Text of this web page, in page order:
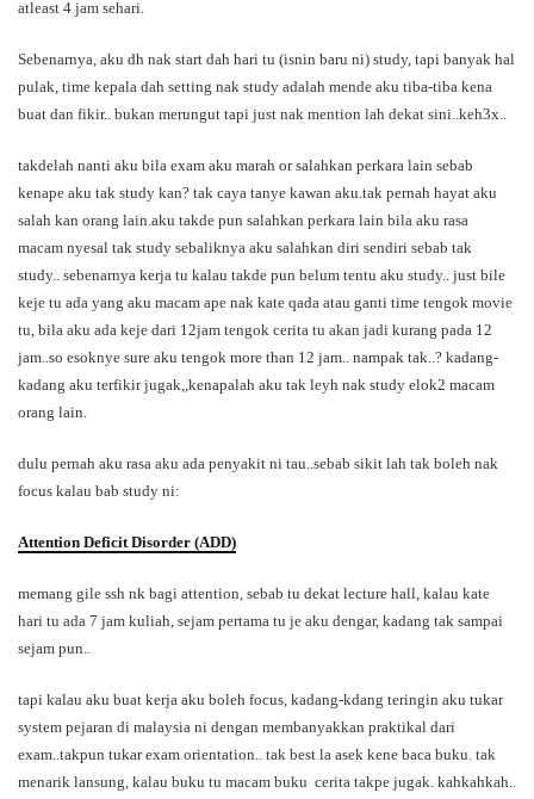
atleast 4 jam sehari.
Sebenarnya, aku dh nak start dah hari tu (isnin baru ni) study, tapi banyak hal
pulak, time kepala dah setting nak study adalah mende aku tiba-tiba kena
buat dan fikir.. bukan merungut tapi just nak mention lah dekat sini..keh3x..
takdelah nanti aku bila exam aku marah or salahkan perkara lain sebab
kenape aku tak study kan? tak caya tanye kawan aku.tak pernah hayat aku
salah kan orang lain.aku takde pun salahkan perkara lain bila aku rasa
macam nyesal tak study sebaliknya aku salahkan diri sendiri sebab tak
study.. sebenarnya kerja tu kalau takde pun belum tentu aku study.. just bile
keje tu ada yang aku macam ape nak kate qada atau ganti time tengok movie
tu, bila aku ada keje dari 12jam tengok cerita tu akan jadi kurang pada 12
jam..so esoknye sure aku tengok more than 12 jam.. nampak tak..? kadang-
kadang aku terfikir jugak,,kenapalah aku tak leyh nak study elok2 macam
orang lain.
dulu pernah aku rasa aku ada penyakit ni tau..sebab sikit lah tak boleh nak
focus kalau bab study ni:
Attention Deficit Disorder (ADD)
memang gile ssh nk bagi attention, sebab tu dekat lecture hall, kalau kate
hari tu ada 7 jam kuliah, sejam pertama tu je aku dengar, kadang tak sampai
sejam pun..
tapi kalau aku buat kerja aku boleh focus, kadang-kdang teringin aku tukar
system pejaran di malaysia ni dengan membanyakkan praktikal dari
exam..takpun tukar exam orientation.. tak best la asek kene baca buku. tak
menarik lansung, kalau buku tu macam buku cerita takpe jugak. kahkahkah..